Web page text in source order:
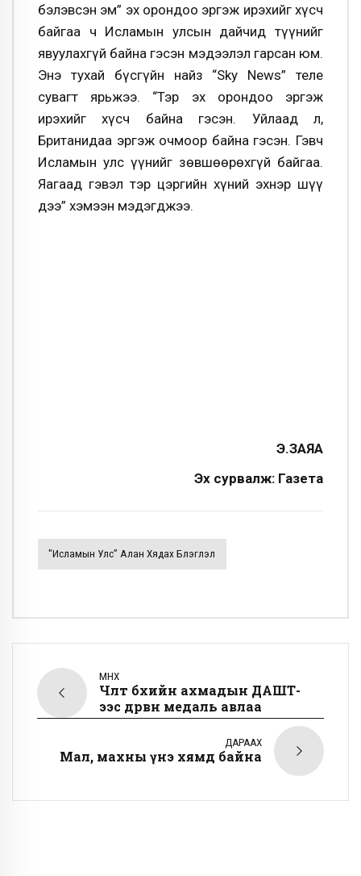
бэлэвсэн эм” эх орондоо эргэж ирэхийг хүсч
байгаа ч Исламын улсын дайчид түүнийг
явуулахгүй байна гэсэн мэдээлэл гарсан юм.
Энэ тухай бүсгүйн найз “Sky News” теле
сувагт ярьжээ. “Тэр эх орондоо эргэж
ирэхийг хүсч байна гэсэн. Уйлаад л,
Британидаа эргэж очмоор байна гэсэн. Гэвч
Исламын улс үүнийг зөвшөөрөхгүй байгаа.
Яагаад гэвэл тэр цэргийн хүний эхнэр шүү
дээ” хэмээн мэдэгджээ.
Э.ЗАЯА
Эх сурвалж: Газета
"Исламын Улс” Алан Хядах Бүлэглэл
ӨМНӨХ
Чөлөөт бөхийн ахмадын ДАШТ-
ээс дөрвөн медаль авлаа
ДАРААХ
Мал, махны үнэ хямд байна